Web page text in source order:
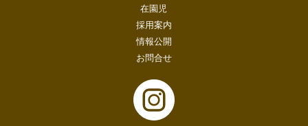
在園児
採用案内
情報公開
お問合せ